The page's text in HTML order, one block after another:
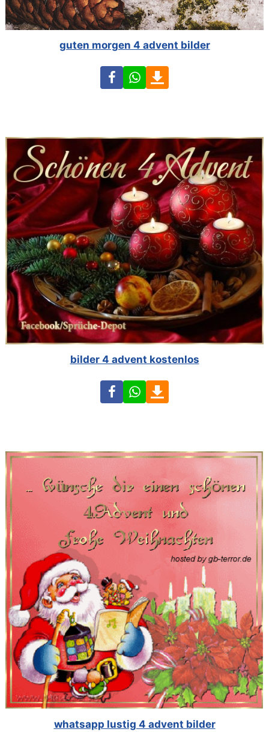
guten morgen 4 advent bilder
FacebookWhatsApp
bilder 4 advent kostenlos
FacebookWhatsApp
whatsapp lustig 4 advent bilder